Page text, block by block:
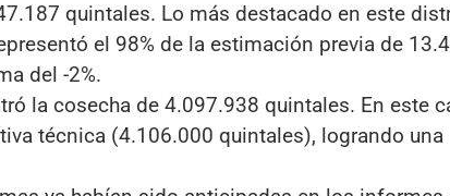
quintales. Lo más destacado en este
el 98% de la estimación previa de
del -2%.
la cosecha de 4.097.938 quintales. En este
técnica (4.106.000 quintales), logrando una